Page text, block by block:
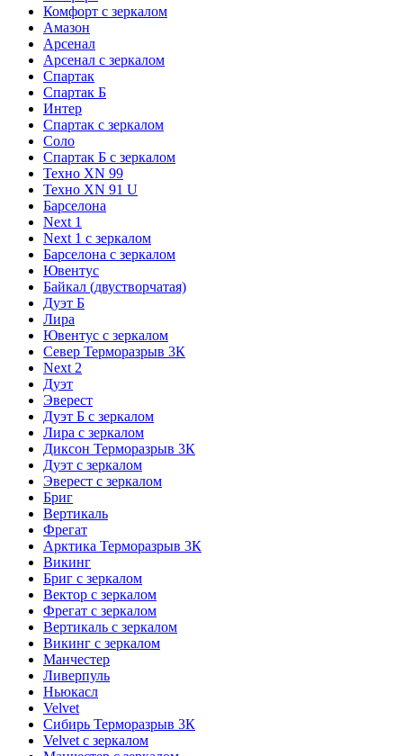
Комфорт с зеркалом
Амазон
Арсенал
Арсенал с зеркалом
Спартак
Спартак Б
Интер
Спартак с зеркалом
Соло
Спартак Б с зеркалом
Техно XN 99
Техно XN 91 U
Барселона
Next 1
Next 1 с зеркалом
Барселона с зеркалом
Ювентус
Байкал (двустворчатая)
Дуэт Б
Лира
Ювентус с зеркалом
Север Терморазрыв 3К
Next 2
Дуэт
Эверест
Дуэт Б с зеркалом
Лира с зеркалом
Диксон Терморазрыв 3К
Дуэт с зеркалом
Эверест с зеркалом
Бриг
Вертикаль
Фрегат
Арктика Терморазрыв 3К
Викинг
Бриг с зеркалом
Вектор с зеркалом
Фрегат с зеркалом
Вертикаль с зеркалом
Викинг с зеркалом
Манчестер
Ливерпуль
Ньюкасл
Velvet
Сибирь Терморазрыв 3К
Velvet с зеркалом